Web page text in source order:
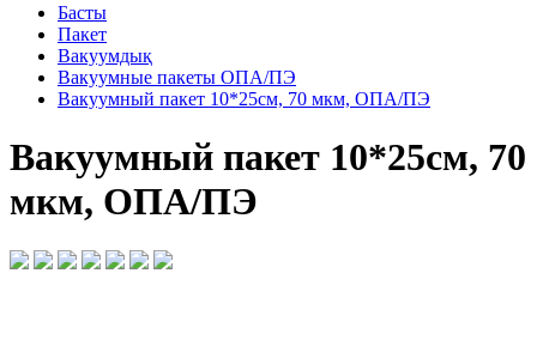
Басты
Пакет
Вакуумдық
Вакуумные пакеты ОПА/ПЭ
Вакуумный пакет 10*25см, 70 мкм, ОПА/ПЭ
Вакуумный пакет 10*25см, 70
мкм, ОПА/ПЭ